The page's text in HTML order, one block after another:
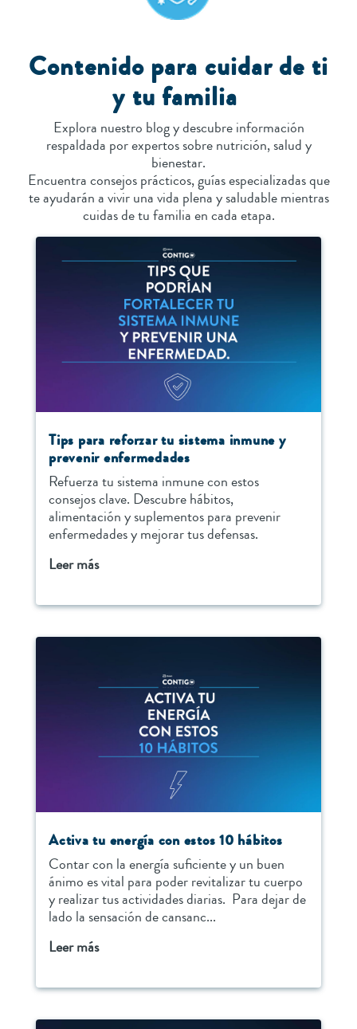
Contenido para cuidar de ti
y tu familia
Explora nuestro blog y descubre información
respaldada por expertos sobre nutrición, salud y
bienestar.
Encuentra consejos prácticos, guías especializadas que
te ayudarán a vivir una vida plena y saludable mientras
cuidas de tu familia en cada etapa.
Tips para reforzar tu sistema inmune y
prevenir enfermedades
Refuerza tu sistema inmune con estos
consejos clave. Descubre hábitos,
alimentación y suplementos para prevenir
enfermedades y mejorar tus defensas.
Leer más
Activa tu energía con estos 10 hábitos
Contar con la energía suficiente y un buen
ánimo es vital para poder revitalizar tu cuerpo
y realizar tus actividades diarias. Para dejar de
lado la sensación de cansanc...
Leer más